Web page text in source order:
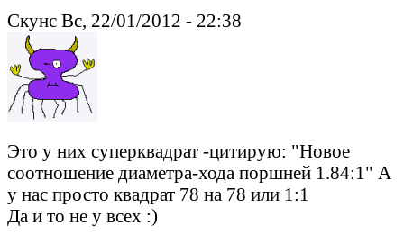
Скунс Вс, 22/01/2012 - 22:38
Это у них суперквадрат -цитирую: "Новое
соотношение диаметра-хода поршней 1.84:1" А
у нас просто квадрат 78 на 78 или 1:1
Да и то не у всех :)